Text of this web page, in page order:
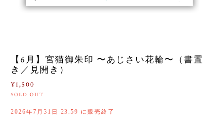
【6月】宮猫御朱印 〜あじさい花輪〜（書置
き／見開き）
¥1,500
SOLD OUT
2026年7月31日 23:59 に販売終了